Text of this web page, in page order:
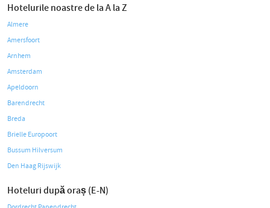
Hotelurile noastre de la A la Z
Almere
Amersfoort
Arnhem
Amsterdam
Apeldoorn
Barendrecht
Breda
Brielle Europoort
Bussum Hilversum
Den Haag Rijswijk
Hoteluri după oraș (E-N)